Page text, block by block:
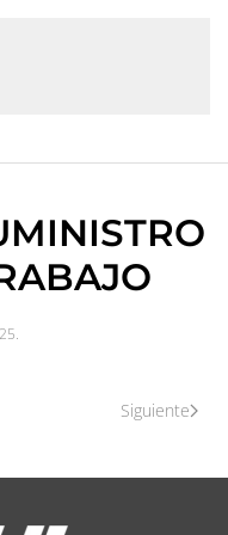
.
Siguiente